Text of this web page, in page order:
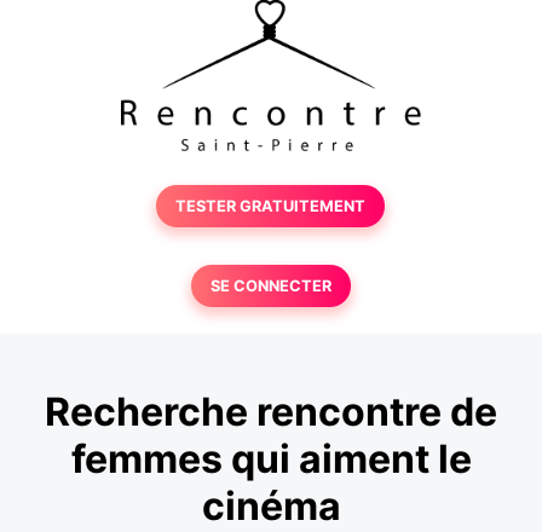
TESTER GRATUITEMENT
SE CONNECTER
Recherche rencontre de
femmes qui aiment le
cinéma